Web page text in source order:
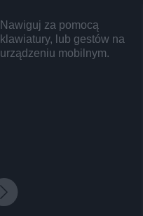
Nawiguj za pomocą
klawiatury, lub gestów na
urządzeniu mobilnym.